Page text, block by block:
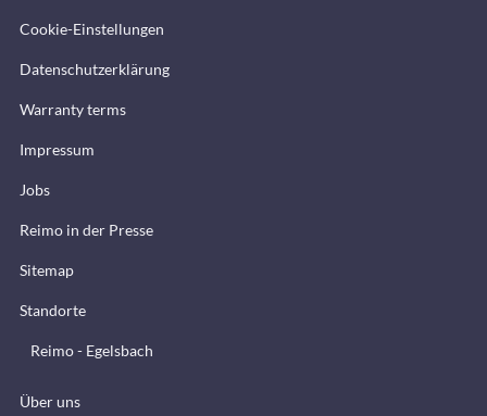
Cookie-Einstellungen
Datenschutzerklärung
Warranty terms
Impressum
Jobs
Reimo in der Presse
Sitemap
Standorte
Reimo - Egelsbach
Über uns